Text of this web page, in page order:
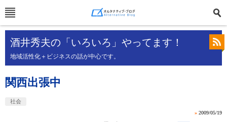
酒井秀夫の「いろいろ」やってます！
地域活性化＋ビジネスの話が中心です。
関西出張中
社会
» 2009/05/19